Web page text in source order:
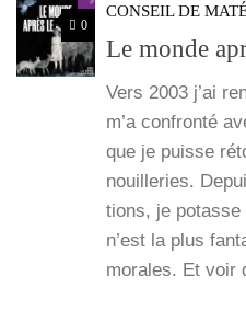
0
CONSEIL DE
Le monde
Vers 2003 j’ai
m’a confron­té
que je puisse
nouille­ries.
tions, je potasse
n’est la plus
morales. Et voir